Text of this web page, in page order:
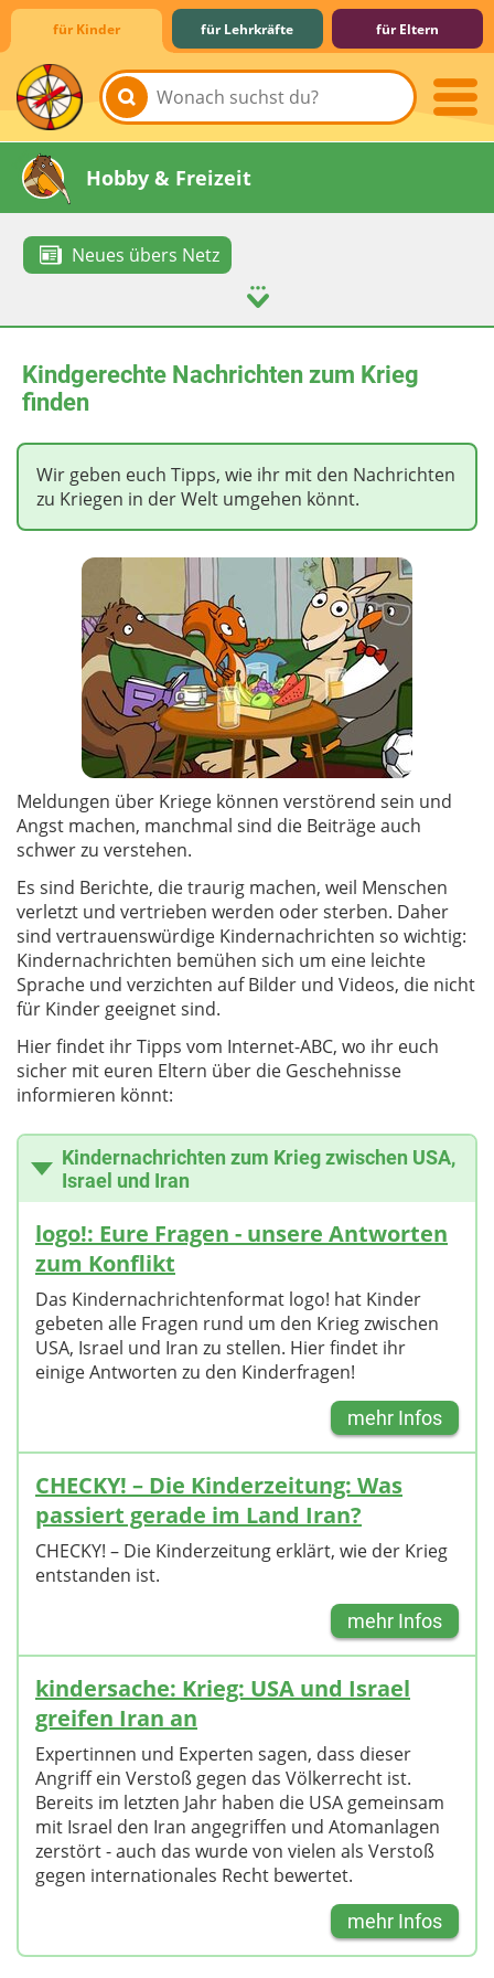
für Kinder für Lehrkräfte für Eltern
Lernen & Schule
Hobby & Freizeit
Neues übers Netz
Spiel & Spaß
Mitreden & Mitmachen
Kindgerechte Nachrichten zum Krieg
finden
Wir geben euch Tipps, wie ihr mit den Nachrichten
zu Kriegen in der Welt umgehen könnt.
Meldungen über Kriege können verstörend sein und
Angst machen, manchmal sind die Beiträge auch
schwer zu verstehen.
Es sind Berichte, die traurig machen, weil Menschen
verletzt und vertrieben werden oder sterben. Daher
sind vertrauenswürdige Kindernachrichten so wichtig:
Kindernachrichten bemühen sich um eine leichte
Sprache und verzichten auf Bilder und Videos, die nicht
für Kinder geeignet sind.
Hier findet ihr Tipps vom Internet-ABC, wo ihr euch
sicher mit euren Eltern über die Geschehnisse
informieren könnt:
Kindernachrichten zum Krieg zwischen USA,
Israel und Iran
logo!: Eure Fragen - unsere Antworten
zum Konflikt
Das Kindernachrichtenformat logo! hat Kinder
gebeten alle Fragen rund um den Krieg zwischen
USA, Israel und Iran zu stellen. Hier findet ihr
einige Antworten zu den Kinderfragen!
mehr Infos
CHECKY! – Die Kinderzeitung: Was
passiert gerade im Land Iran?
CHECKY! – Die Kinderzeitung erklärt, wie der Krieg
entstanden ist.
mehr Infos
kindersache: Krieg: USA und Israel
greifen Iran an
Expertinnen und Experten sagen, dass dieser
Angriff ein Verstoß gegen das Völkerrecht ist.
Bereits im letzten Jahr haben die USA gemeinsam
mit Israel den Iran angegriffen und Atomanlagen
zerstört - auch das wurde von vielen als Verstoß
gegen internationales Recht bewertet.
mehr Infos